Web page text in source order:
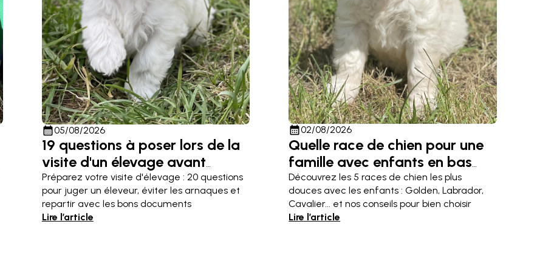
calendar_month05/08/2026
19 questions à poser lors de la
visite d'un élevage avant
d'acheter un chiot
Préparez votre visite d'élevage : 20 questions
pour juger un éleveur, éviter les arnaques et
repartir avec les bons documents
Lire l’article
calendar_month02/08/2026
Quelle race de chien pour une
famille avec enfants en bas
âge ? Top 5 des compagnons
idéaux
Découvrez les 5 races de chien les plus
douces avec les enfants : Golden, Labrador,
Cavalier... et nos conseils pour bien choisir
Lire l’article